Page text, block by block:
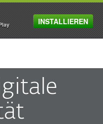
MENU
INSTALLIEREN